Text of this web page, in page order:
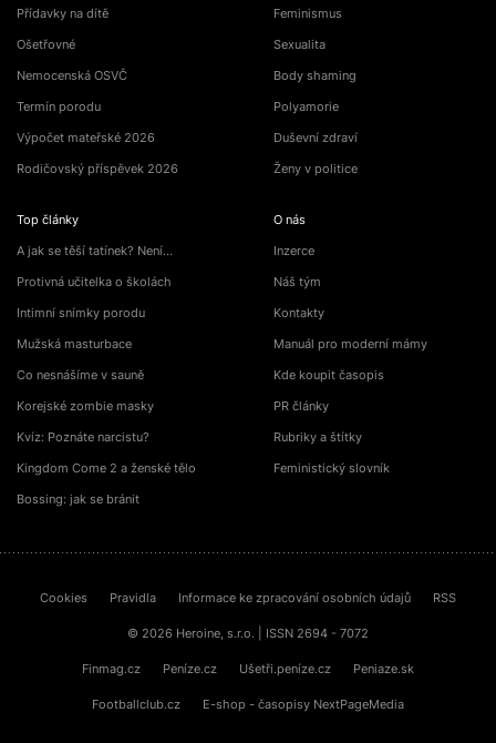
Přídavky na dítě
Ošetřovné
Nemocenská OSVČ
Termín porodu
Výpočet mateřské 2026
Rodičovský příspěvek 2026
Top články
A jak se těší tatínek? Není…
Protivná učitelka o školách
Intimní snímky porodu
Mužská masturbace
Co nesnášíme v sauně
Korejské zombie masky
Kvíz: Poznáte narcistu?
Kingdom Come 2 a ženské tělo
Bossing: jak se bránit
Feminismus
Sexualita
Body shaming
Polyamorie
Duševní zdraví
Ženy v politice
O nás
Inzerce
Náš tým
Kontakty
Manuál pro moderní mámy
Kde koupit časopis
PR články
Rubriky a štítky
Feministický slovník
Cookies Pravidla Informace ke zpracování osobních údajů RSS
© 2026 Heroine, s.r.o. | ISSN 2694 - 7072
Finmag.cz Peníze.cz Ušetři.peníze.cz Peniaze.sk
Footballclub.cz E-shop - časopisy NextPageMedia